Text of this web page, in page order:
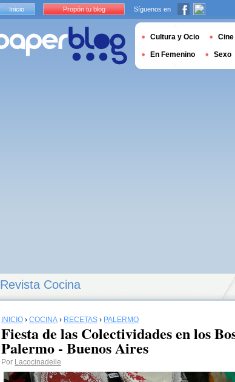
Revista Cocina
INICIO › COCINA › RECETAS › PALERMO
Fiesta de las Colectividades en los
Palermo - Buenos Aires
Por Lacocinadeile
Inicio Propón tu blog Síguenos en
Cultura y Ocio Cine
En Femenino Sexo